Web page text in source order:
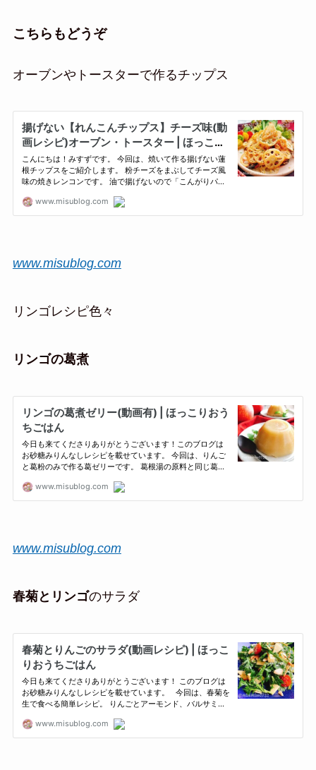
こちらもどうぞ
オーブンやトースターで作るチップス
www.misublog.com
リンゴレシピ色々
リンゴの葛煮
www.misublog.com
春菊とリンゴのサラダ